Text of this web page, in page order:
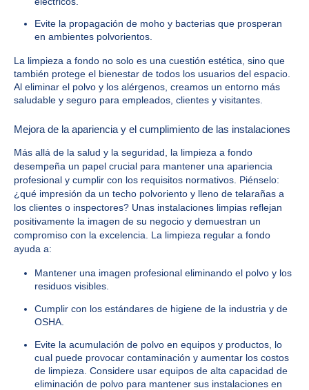
Evite la propagación de moho y bacterias que prosperan
en ambientes polvorientos.
La limpieza a fondo no solo es una cuestión estética, sino que
también protege el bienestar de todos los usuarios del espacio.
Al eliminar el polvo y los alérgenos, creamos un entorno más
saludable y seguro para empleados, clientes y visitantes.
Mejora de la apariencia y el cumplimiento de las instalaciones
Más allá de la salud y la seguridad, la limpieza a fondo
desempeña un papel crucial para mantener una apariencia
profesional y cumplir con los requisitos normativos. Piénselo:
¿qué impresión da un techo polvoriento y lleno de telarañas a
los clientes o inspectores? Unas instalaciones limpias reflejan
positivamente la imagen de su negocio y demuestran un
compromiso con la excelencia. La limpieza regular a fondo
ayuda a:
Mantener una imagen profesional eliminando el polvo y los
residuos visibles.
Cumplir con los estándares de higiene de la industria y de
OSHA.
Evite la acumulación de polvo en equipos y productos, lo
cual puede provocar contaminación y aumentar los costos
de limpieza. Considere usar equipos de alta capacidad de
eliminación de polvo para mantener sus instalaciones en